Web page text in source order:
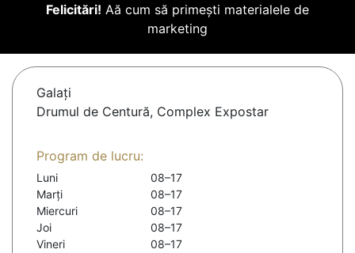
Felicitări! Aă cum să primești materialele de
marketing
Galaţi
Drumul de Centură, Complex Expostar
Program de lucru:
Luni
08–17
Marți
08–17
Miercuri
08–17
Joi
08–17
Vineri
08–17